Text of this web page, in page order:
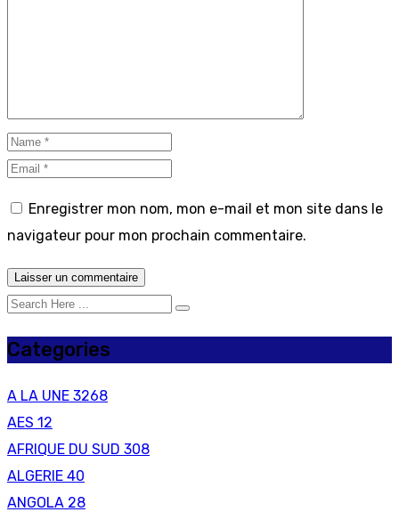
Enregistrer mon nom, mon e-mail et mon site dans le
navigateur pour mon prochain commentaire.
Categories
A LA UNE 3268
AES 12
AFRIQUE DU SUD 308
ALGERIE 40
ANGOLA 28